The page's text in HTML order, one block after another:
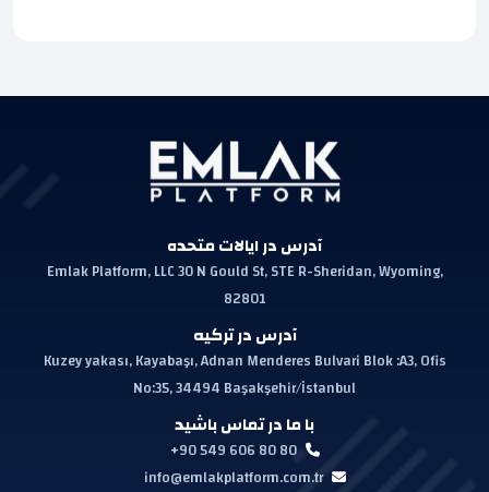
آدرس در ایالات متحده
Emlak Platform, LLC 30 N Gould St, STE R-Sheridan, Wyoming,
82801
آدرس در ترکیه
Kuzey yakası, Kayabaşı, Adnan Menderes Bulvari Blok :A3, Ofis
No:35, 34494 Başakşehir/İstanbul
با ما در تماس باشید
+90 549 606 80 80
info@emlakplatform.com.tr